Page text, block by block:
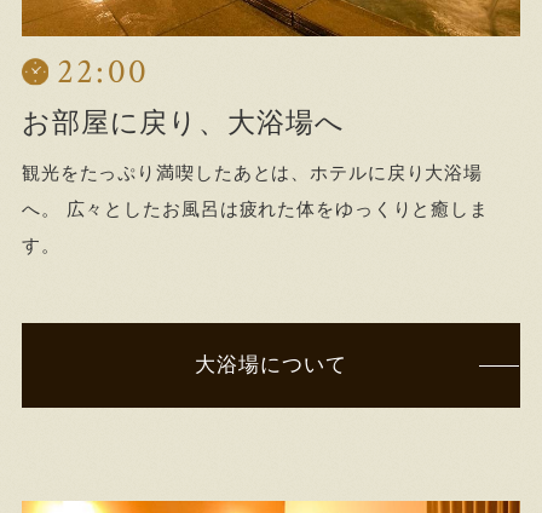
22:00
お部屋に戻り、大浴場へ
観光をたっぷり満喫したあとは、ホテルに戻り大浴場
へ。 広々としたお風呂は疲れた体をゆっくりと癒しま
す。
大浴場について